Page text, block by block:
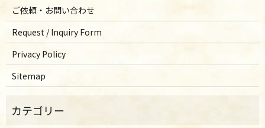
ご依頼・お問い合わせ
Request / Inquiry Form
Privacy Policy
Sitemap